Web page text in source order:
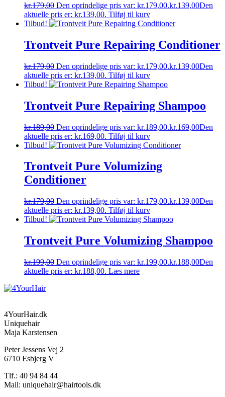
kr.179,00 Den oprindelige pris var: kr.179,00.kr.139,00Den
aktuelle pris er: kr.139,00. Tilføj til kurv
Tilbud!
Trontveit Pure Repairing Conditioner
kr.179,00 Den oprindelige pris var: kr.179,00.kr.139,00Den
aktuelle pris er: kr.139,00. Tilføj til kurv
Tilbud!
Trontveit Pure Repairing Shampoo
kr.189,00 Den oprindelige pris var: kr.189,00.kr.169,00Den
aktuelle pris er: kr.169,00. Tilføj til kurv
Tilbud!
Trontveit Pure Volumizing
Conditioner
kr.179,00 Den oprindelige pris var: kr.179,00.kr.139,00Den
aktuelle pris er: kr.139,00. Tilføj til kurv
Tilbud!
Trontveit Pure Volumizing Shampoo
kr.199,00 Den oprindelige pris var: kr.199,00.kr.188,00Den
aktuelle pris er: kr.188,00. Læs mere
4YourHair.dk
Uniquehair
Maja Karstensen
Peter Jessens Vej 2
6710 Esbjerg V
Tlf.: 40 94 84 44
Mail: uniquehair@hairtools.dk